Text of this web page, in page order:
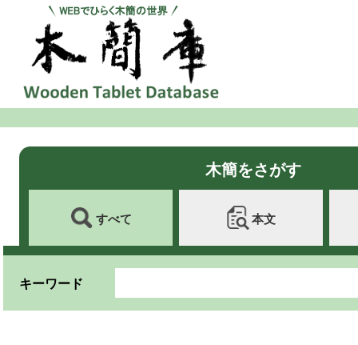
木簡をさがす
すべて 本文
キーワード